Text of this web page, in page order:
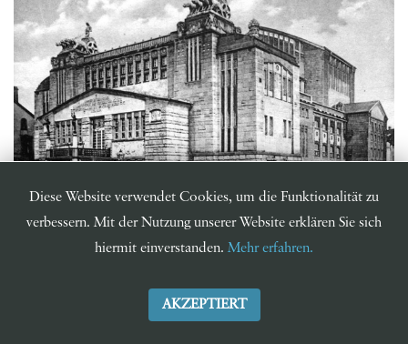
Dortmunder Stadttheater - Historische Postkarte
Diese Website verwendet Cookies, um die Funktionalität zu
verbessern. Mit der Nutzung unserer Website erklären Sie sich
hiermit einverstanden. Mehr erfahren.
AKZEPTIERT